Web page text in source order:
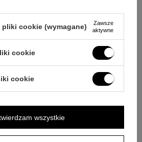
cookie (wymagane)
Zawsze
aktywne
cookie
cookie
wszystkie